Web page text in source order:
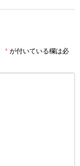
* が付いている欄は必